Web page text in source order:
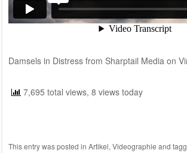
Damsels in Distressfrom Sharptail Media on
7,695 total views, 8 views today
This entry was posted in Artikel, Videographie and